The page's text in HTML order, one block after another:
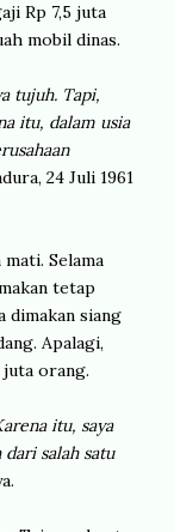
Rp 7,5 juta
mobil dinas.
tujuh. Tapi,
itu, dalam usia
24 Juli 1961
Selama
tetap
dimakan siang
Apalagi,
orang.
itu, saya
salah satu